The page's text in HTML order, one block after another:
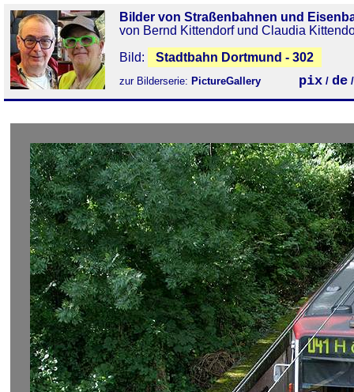
Bilder von Straßenbahnen und
von Bernd Kittendorf und Claudia
Bild:
Stadtbahn Dortmund - 302
zur Bilderserie: PictureGallery pix / de